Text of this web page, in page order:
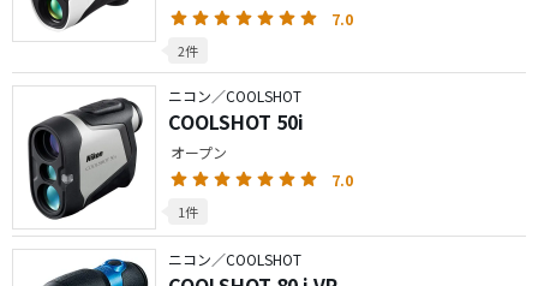
7.0
2件
ニコン／COOLSHOT
COOLSHOT 50i
オープン
7.0
1件
ニコン／COOLSHOT